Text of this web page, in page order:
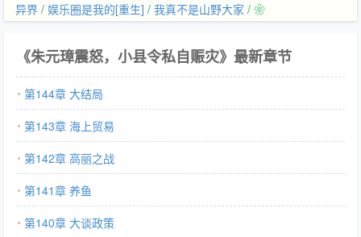
异界 / 娱乐圈是我的[重生] / 我真不是山野大家 / ❀
《朱元璋震怒，小县令私自赈灾》最新章节
第144章 大结局
第143章 海上贸易
第142章 高丽之战
第141章 养鱼
第140章 大谈政策